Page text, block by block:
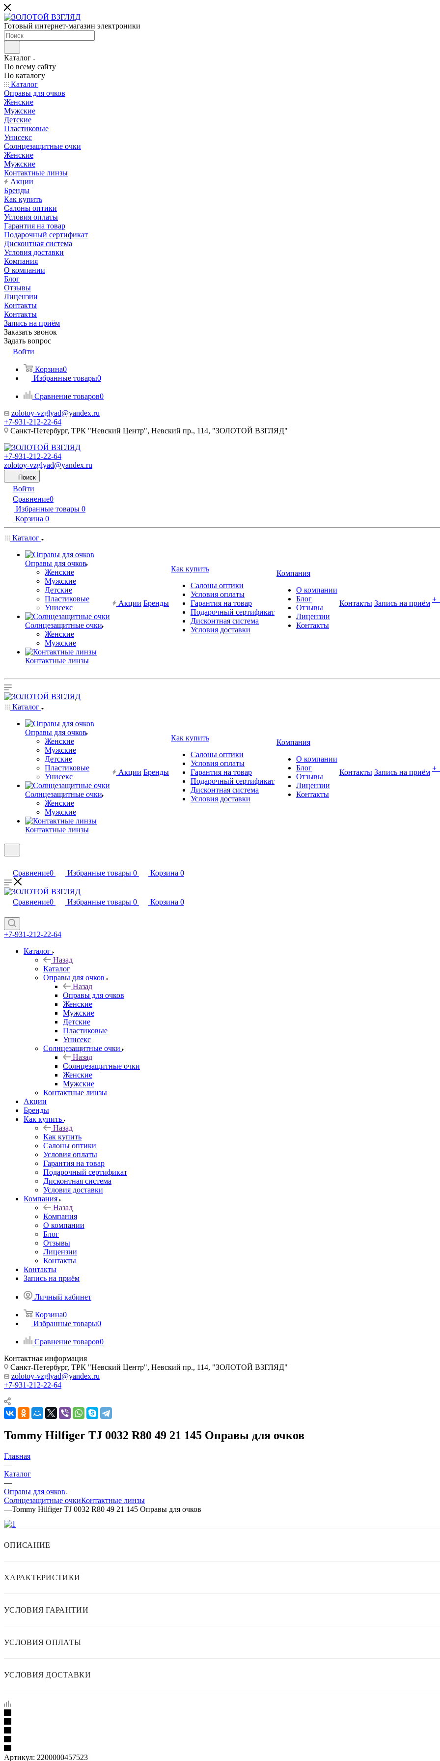
Готовый интернет-магазин электроники
Каталог
По всему сайту
По каталогу
Каталог
Оправы для очков
Женские
Мужские
Детские
Пластиковые
Унисекс
Солнцезащитные очки
Женские
Мужские
Контактные линзы
Акции
Бренды
Как купить
Салоны оптики
Условия оплаты
Гарантия на товар
Подарочный сертификат
Дисконтная система
Условия доставки
Компания
О компании
Блог
Отзывы
Лицензии
Контакты
Контакты
Запись на приём
Заказать звонок
Задать вопрос
Войти
Корзина0
Избранные товары0
Сравнение товаров0
zolotoy-vzglyad@yandex.ru
+7-931-212-22-64
Санкт-Петербург, ТРК "Невский Центр", Невский пр., 114, "ЗОЛОТОЙ ВЗГЛЯД"
+7-931-212-22-64
zolotoy-vzglyad@yandex.ru
Поиск
Войти
Сравнение0
Избранные товары 0
Корзина 0
Каталог
Оправы для очков
Женские
Мужские
Детские
Пластиковые
Унисекс
Солнцезащитные очки
Женские
Мужские
Контактные линзы
Акции Бренды
Как купить
Салоны оптики
Условия оплаты
Гарантия на товар
Подарочный сертификат
Дисконтная система
Условия доставки
Компания
О компании
Блог
Отзывы
Лицензии
Контакты
Контакты Запись на приём +
Каталог
Оправы для очков
Женские
Мужские
Детские
Пластиковые
Унисекс
Солнцезащитные очки
Женские
Мужские
Контактные линзы
Акции Бренды
Как купить
Салоны оптики
Условия оплаты
Гарантия на товар
Подарочный сертификат
Дисконтная система
Условия доставки
Компания
О компании
Блог
Отзывы
Лицензии
Контакты
Контакты Запись на приём +
Сравнение0 Избранные товары 0 Корзина 0
Сравнение0 Избранные товары 0 Корзина 0
+7-931-212-22-64
Каталог
Назад
Каталог
Оправы для очков
Назад
Оправы для очков
Женские
Мужские
Детские
Пластиковые
Унисекс
Солнцезащитные очки
Назад
Солнцезащитные очки
Женские
Мужские
Контактные линзы
Акции
Бренды
Как купить
Назад
Как купить
Салоны оптики
Условия оплаты
Гарантия на товар
Подарочный сертификат
Дисконтная система
Условия доставки
Компания
Назад
Компания
О компании
Блог
Отзывы
Лицензии
Контакты
Контакты
Запись на приём
Личный кабинет
Корзина0
Избранные товары0
Сравнение товаров0
Контактная информация
Санкт-Петербург, ТРК "Невский Центр", Невский пр., 114, "ЗОЛОТОЙ ВЗГЛЯД"
zolotoy-vzglyad@yandex.ru
+7-931-212-22-64
Tommy Hilfiger TJ 0032 R80 49 21 145 Оправы для очков
Главная
—
Каталог
—
Оправы для очков
Солнцезащитные очкиКонтактные линзы
—Tommy Hilfiger TJ 0032 R80 49 21 145 Оправы для очков
ОПИСАНИЕ
ХАРАКТЕРИСТИКИ
УСЛОВИЯ ГАРАНТИИ
УСЛОВИЯ ОПЛАТЫ
УСЛОВИЯ ДОСТАВКИ
Артикул: 2200000457523